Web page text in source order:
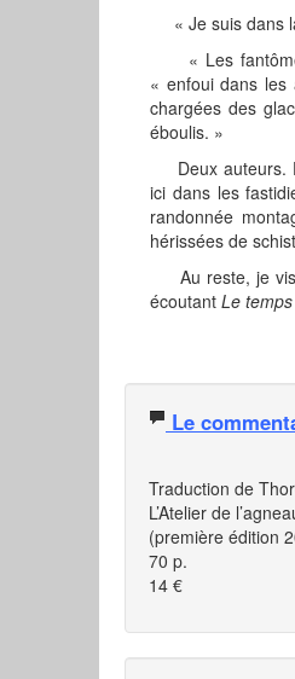
« Je suis dans
« Les
« enfoui dans les
chargées des
éboulis. »
Deux auteurs.
ici dans les
randonnée
hérissées de
Au reste, je vis
écoutant Le
Le
Traduction de
L’Atelier de
(première édition
70 p.
14 €